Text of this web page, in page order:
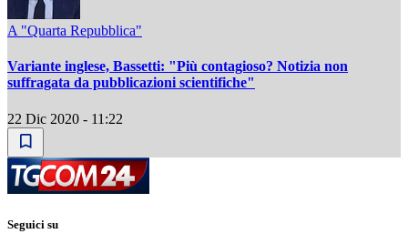
A "Quarta Repubblica"
Variante inglese, Bassetti: "Più contagioso? Notizia non
suffragata da pubblicazioni scientifiche"
22 Dic 2020 - 11:22
Seguici su